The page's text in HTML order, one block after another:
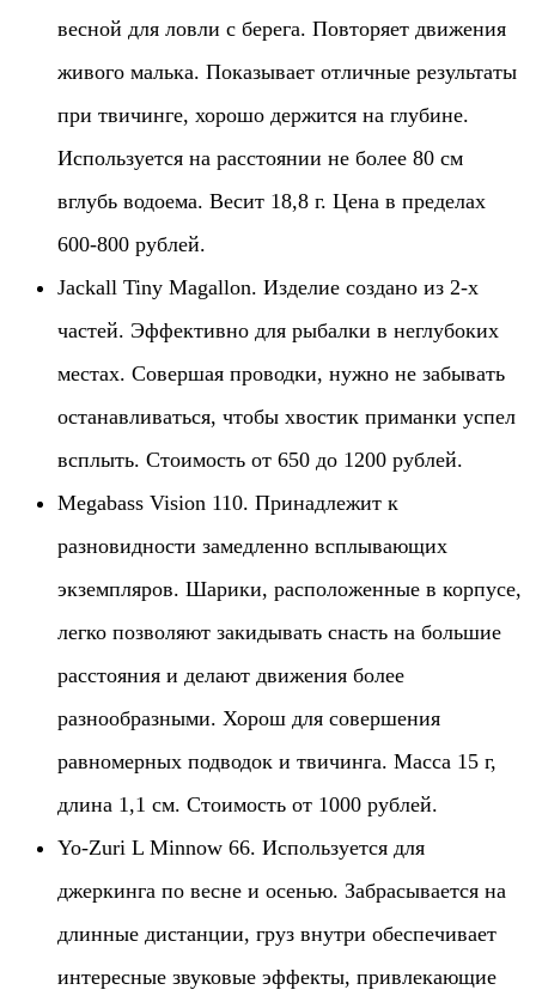
весной для ловли с берега. Повторяет движения
живого малька. Показывает отличные результаты
при твичинге, хорошо держится на глубине.
Используется на расстоянии не более 80 см
вглубь водоема. Весит 18,8 г. Цена в пределах
600-800 рублей.
Jackall Tiny Magallon. Изделие создано из 2-х
частей. Эффективно для рыбалки в неглубоких
местах. Совершая проводки, нужно не забывать
останавливаться, чтобы хвостик приманки успел
всплыть. Стоимость от 650 до 1200 рублей.
Megabass Vision 110. Принадлежит к
разновидности замедленно всплывающих
экземпляров. Шарики, расположенные в корпусе,
легко позволяют закидывать снасть на большие
расстояния и делают движения более
разнообразными. Хорош для совершения
равномерных подводок и твичинга. Масса 15 г,
длина 1,1 см. Стоимость от 1000 рублей.
Yo-Zuri L Minnow 66. Используется для
джеркинга по весне и осенью. Забрасывается на
длинные дистанции, груз внутри обеспечивает
интересные звуковые эффекты, привлекающие